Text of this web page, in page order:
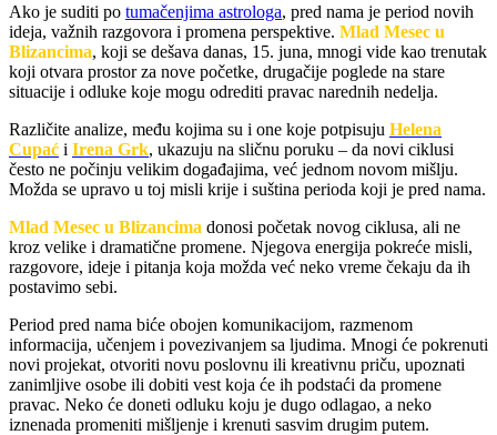
Ako je suditi po tumačenjima astrologa, pred nama je period novih
ideja, važnih razgovora i promena perspektive. Mlad Mesec u
Blizancima, koji se dešava danas, 15. juna, mnogi vide kao trenutak
koji otvara prostor za nove početke, drugačije poglede na stare
situacije i odluke koje mogu odrediti pravac narednih nedelja.
Različite analize, među kojima su i one koje potpisuju Helena
Cupać i Irena Grk, ukazuju na sličnu poruku – da novi ciklusi
često ne počinju velikim događajima, već jednom novom mišlju.
Možda se upravo u toj misli krije i suština perioda koji je pred nama.
Mlad Mesec u Blizancima donosi početak novog ciklusa, ali ne
kroz velike i dramatične promene. Njegova energija pokreće misli,
razgovore, ideje i pitanja koja možda već neko vreme čekaju da ih
postavimo sebi.
Period pred nama biće obojen komunikacijom, razmenom
informacija, učenjem i povezivanjem sa ljudima. Mnogi će pokrenuti
novi projekat, otvoriti novu poslovnu ili kreativnu priču, upoznati
zanimljive osobe ili dobiti vest koja će ih podstaći da promene
pravac. Neko će doneti odluku koju je dugo odlagao, a neko
iznenada promeniti mišljenje i krenuti sasvim drugim putem.